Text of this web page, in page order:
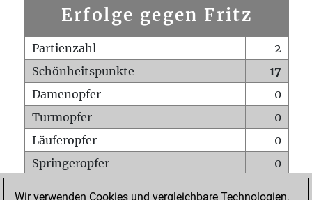
Erfolge gegen Fritz
Partienzahl
2
Schönheitspunkte
17
Damenopfer
0
Turmopfer
0
Läuferopfer
0
Springeropfer
0
Wir verwenden Cookies und vergleichbare Technologien,